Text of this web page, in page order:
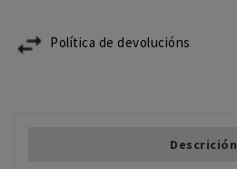
Política de devolucións
Descrición